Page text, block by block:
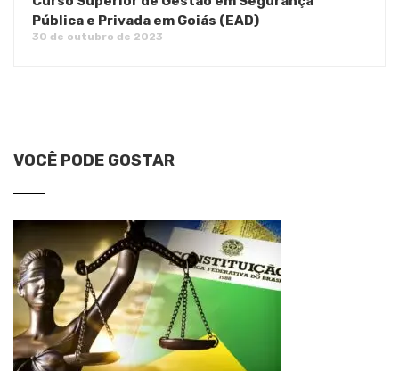
Pública e Privada em Goiás (EAD)
30 de outubro de 2023
VOCÊ PODE GOSTAR